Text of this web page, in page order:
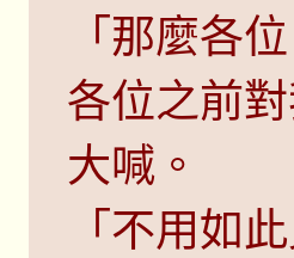
「那麼各
各位之前
大喊。
「不用如